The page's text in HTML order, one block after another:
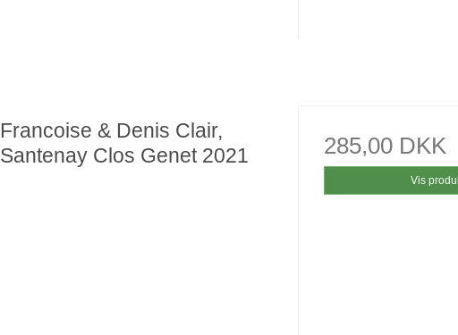
Francoise & Denis Clair,
Santenay Clos Genet 2021
285,00 DKK
Vis